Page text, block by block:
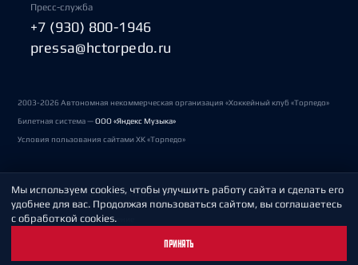
Пресс-служба
+7 (930) 800-1946
pressa@hctorpedo.ru
2003-2026 Автономная некоммерческая организация «Хоккейный клуб «Торпедо»
Билетная система —ООО «Яндекс Музыка»
Условия пользования сайтами ХК «Торпедо»
Политика обработки персональных данных
Пользовательское соглашение
Мы используем cookies, чтобы улучшить работу сайта и сделать его
удобнее для вас. Продолжая пользоваться сайтом, вы соглашаетесь
с обработкой cookies.
ПРИНЯТЬ